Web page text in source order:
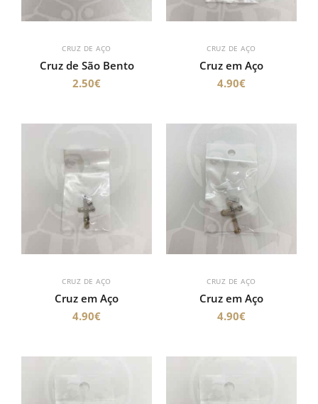
CRUZ DE AÇO
Cruz de São Bento
2.50€
CRUZ DE AÇO
Cruz em Aço
4.90€
CRUZ DE AÇO
Cruz em Aço
4.90€
CRUZ DE AÇO
Cruz em Aço
4.90€